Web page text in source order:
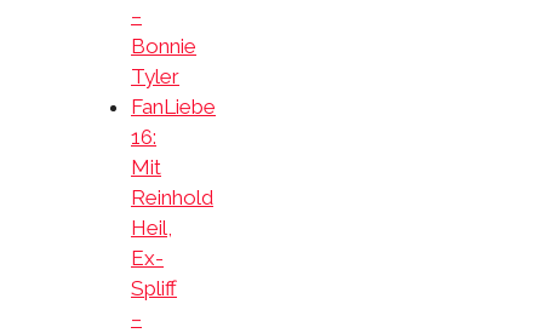
–
Bonnie
Tyler
FanLiebe
16:
Mit
Reinhold
Heil,
Ex-
Spliff
–